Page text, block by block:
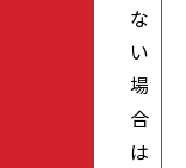
な
い
場
合
は